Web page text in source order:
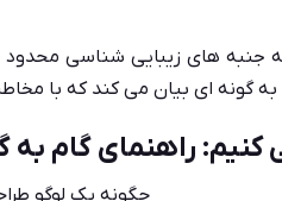
جنبه های زیبایی شناسی
به گونه ای بیان می کند که با
راهنمای گام به